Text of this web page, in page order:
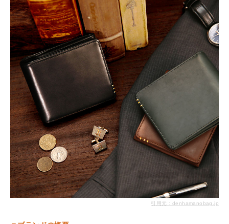
引用元：denhamanobag.jp